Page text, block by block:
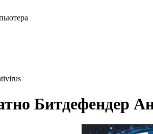
Битдефендер